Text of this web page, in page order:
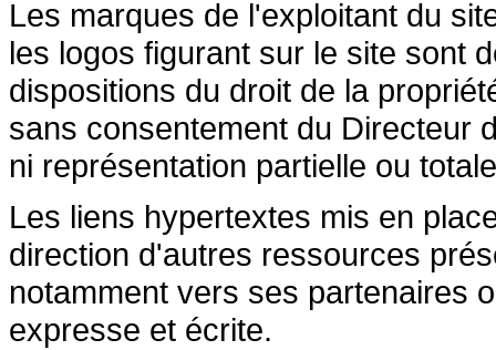
Les marques de l'exploitant du
les logos figurant sur le site sont
dispositions du droit de la
sans consentement du Directeur
ni représentation partielle ou
Les liens hypertextes mis en
direction d'autres ressources
notamment vers ses partenaires
expresse et écrite.